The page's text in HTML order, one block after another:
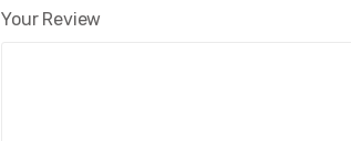
Your Review